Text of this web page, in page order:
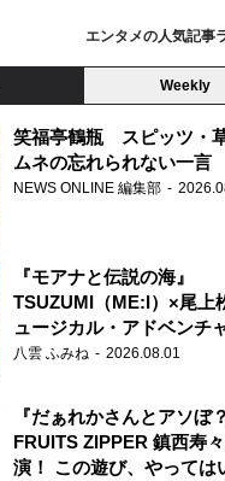
エンタメの人気記事
Weekly
笑福亭鶴瓶 スピッツ・
ムネの忘れられない一言
NEWS ONLINE 編集部
『モアナと伝説の海』
TSUZUMI（ME:I）×尾上
ュージカル・アドベンチ
声を響かせる
八雲 ふみね 2026.08.01
『だぁれかさんとアソぼ
FRUITS ZIPPER 鎮西寿
演！ この遊び、やっては